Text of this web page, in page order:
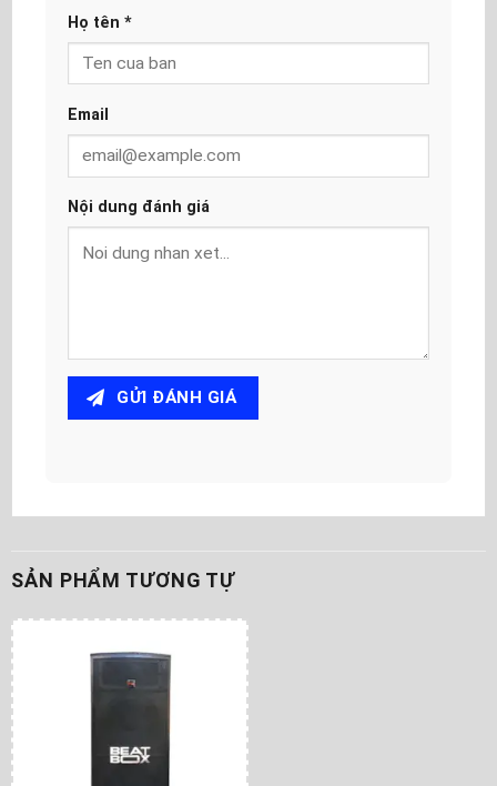
Họ tên *
Email
Nội dung đánh giá
GỬI ĐÁNH GIÁ
SẢN PHẨM TƯƠNG TỰ